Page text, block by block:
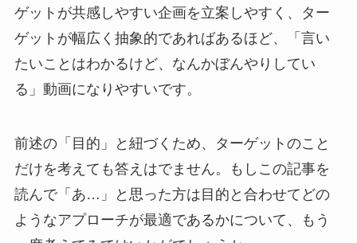
ゲットが共感しやすい企画を立案しやすく、ター
ゲットが幅広く抽象的であればあるほど、「言い
たいことはわかるけど、なんかぼんやりしてい
る」動画になりやすいです。
前述の「目的」と紐づくため、ターゲットのこと
だけを考えても答えはでません。もしこの記事を
読んで「あ…」と思った方は目的と合わせてどの
ようなアプローチが最適であるかについて、もう